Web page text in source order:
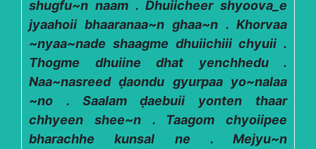
shugfu~n naam . Dhuiicheer shyoova_e
jyaahoii bhaaranaa~n ghaa~n . Khorvaa
~nyaa~nade shaagme dhuiichiii chyuii .
Thogme dhuiine dhat yenchhedu .
Naa~nasreed ḍaondu gyurpaa yo~nalaa
~no . Saalam ḍaebuii yonten thaar
chhyeen shee~n . Taagom chyoiipee
bharachhe kunsal ne . Mejyu~n